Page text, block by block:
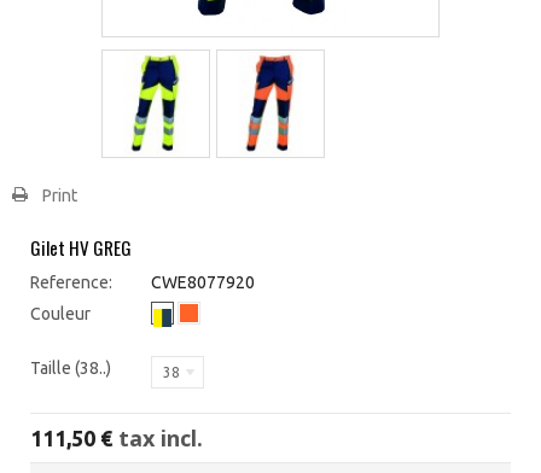
Print
Gilet HV GREG
Reference:
CWE8077920
Couleur
Taille (38..) 38
111,50 € tax incl.